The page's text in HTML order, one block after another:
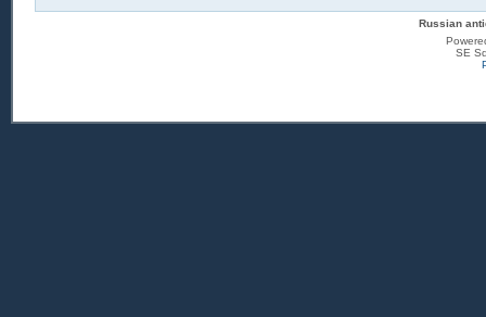
Russian
SE